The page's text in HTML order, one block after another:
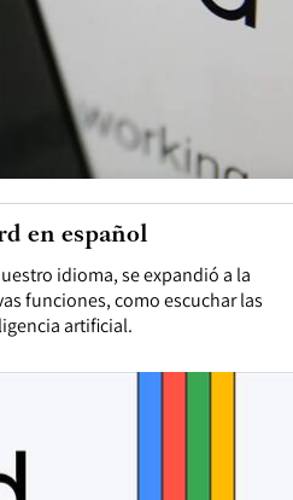
idioma, se expandió a la
funciones, como escuchar las
artificial.
en español